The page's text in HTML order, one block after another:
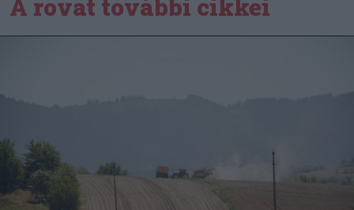
A rovat további cikkei